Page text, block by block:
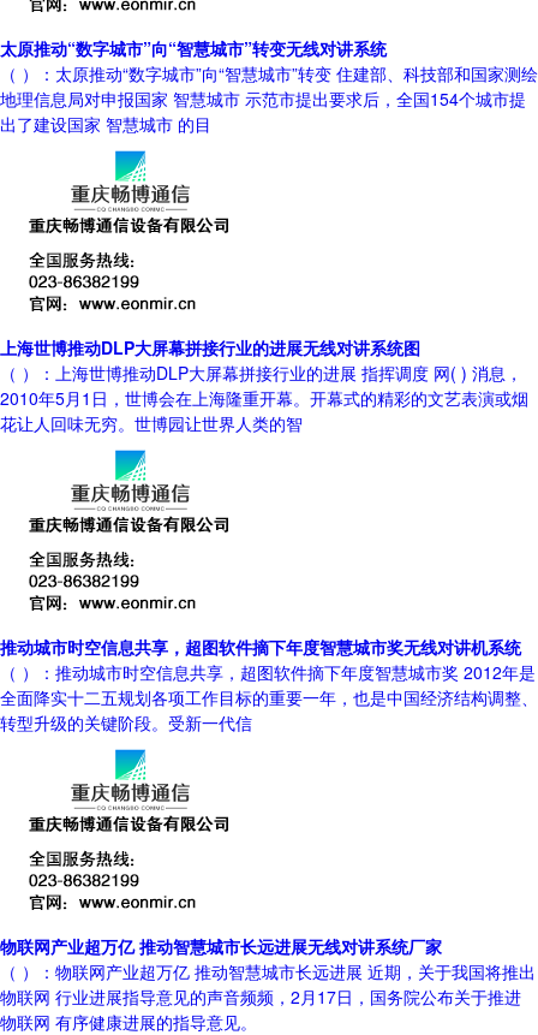
太原推动“数字城市”向“智慧城市”转变无线对讲系统
（ ）：太原推动“数字城市”向“智慧城市”转变 住建部、科技部和国家测绘
地理信息局对申报国家 智慧城市 示范市提出要求后，全国154个城市提
出了建设国家 智慧城市 的目
上海世博推动DLP大屏幕拼接行业的进展无线对讲系统图
（ ）：上海世博推动DLP大屏幕拼接行业的进展 指挥调度 网( ) 消息，
2010年5月1日，世博会在上海隆重开幕。开幕式的精彩的文艺表演或烟
花让人回味无穷。世博园让世界人类的智
推动城市时空信息共享，超图软件摘下年度智慧城市奖无线对讲机系统
（ ）：推动城市时空信息共享，超图软件摘下年度智慧城市奖 2012年是
全面降实十二五规划各项工作目标的重要一年，也是中国经济结构调整、
转型升级的关键阶段。受新一代信
物联网产业超万亿 推动智慧城市长远进展无线对讲系统厂家
（ ）：物联网产业超万亿 推动智慧城市长远进展 近期，关于我国将推出
物联网 行业进展指导意见的声音频频，2月17日，国务院公布关于推进
物联网 有序健康进展的指导意见。